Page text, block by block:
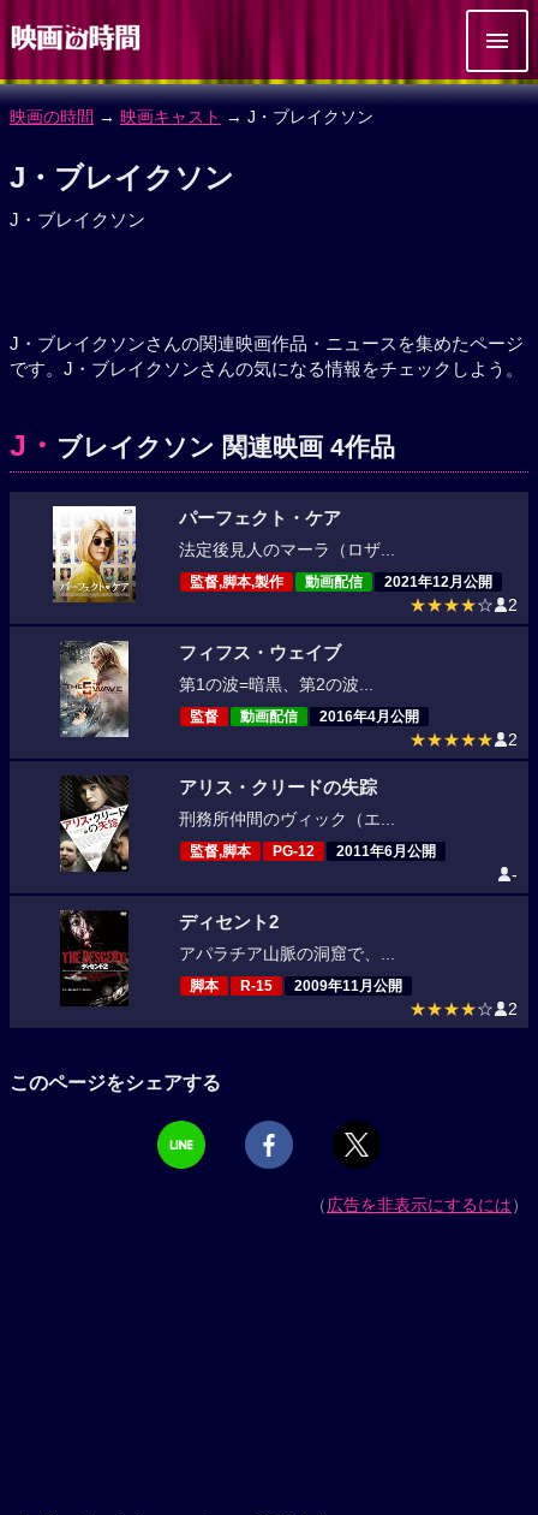
映画の時間 → 映画キャスト → J・ブレイクソン
J・ブレイクソン
J・ブレイクソン
J・ブレイクソンさんの関連映画作品・ニュースを集めたページ
です。J・ブレイクソンさんの気になる情報をチェックしよう。
J・ ブレイクソン 関連映画 4作品
パーフェクト・ケア
法定後見人のマーラ（ロザ...
監督,脚本,製作 動画配信 2021年12月公開
★★★★☆ 2
フィフス・ウェイブ
第1の波=暗黒、第2の波...
監督 動画配信 2016年4月公開
★★★★★ 2
アリス・クリードの失踪
刑務所仲間のヴィック（エ...
監督,脚本 PG-12 2011年6月公開
-
ディセント2
アパラチア山脈の洞窟で、...
脚本 R-15 2009年11月公開
★★★★☆ 2
このページをシェアする
（広告を非表示にするには）